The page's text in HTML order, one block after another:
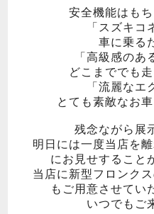
安全機能はも
「スズキコ
車に乗る
「高級感のあ
どこまででも
「流麗なエ
とても素敵なお
残念ながら展
明日には一度当店を
にお見せすること
当店に新型フロンク
もご用意させてい
いつでもご